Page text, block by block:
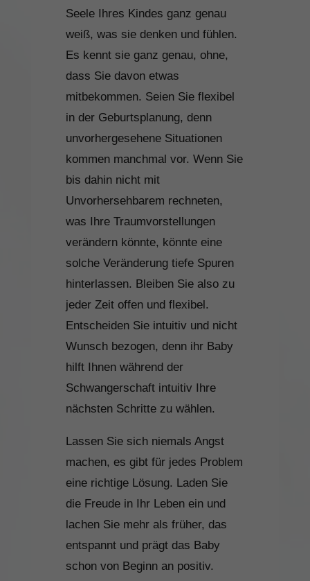
Seele Ihres Kindes ganz genau
weiß, was sie denken und fühlen.
Es kennt sie ganz genau, ohne,
dass Sie davon etwas
mitbekommen. Seien Sie flexibel
in der Geburtsplanung, denn
unvorhergesehene Situationen
kommen manchmal vor. Wenn Sie
bis dahin nicht mit
Unvorhersehbarem rechneten,
was Ihre Traumvorstellungen
verändern könnte, könnte eine
solche Veränderung tiefe Spuren
hinterlassen. Bleiben Sie also zu
jeder Zeit offen und flexibel.
Entscheiden Sie intuitiv und nicht
Wunsch bezogen, denn ihr Baby
hilft Ihnen während der
Schwangerschaft intuitiv Ihre
nächsten Schritte zu wählen.
Lassen Sie sich niemals Angst
machen, es gibt für jedes Problem
eine richtige Lösung. Laden Sie
die Freude in Ihr Leben ein und
lachen Sie mehr als früher, das
entspannt und prägt das Baby
schon von Beginn an positiv.